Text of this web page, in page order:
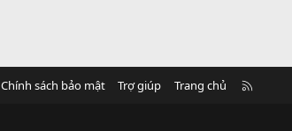
Chính sách bảo mật Trợ giúp Trang chủ